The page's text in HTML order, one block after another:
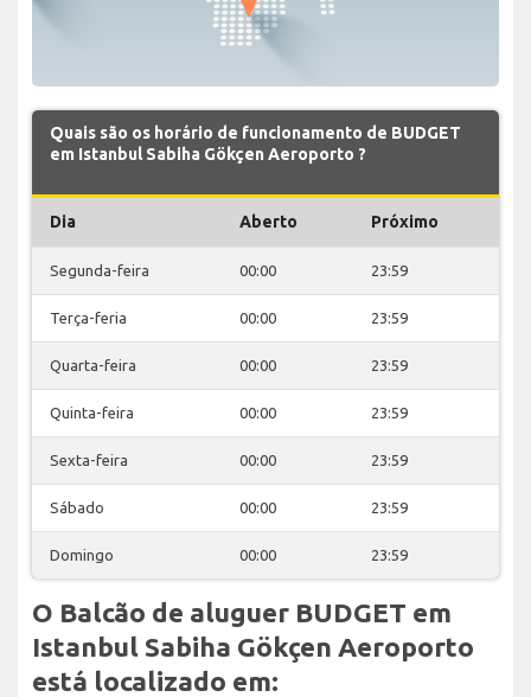
Quais são os horário de funcionamento de BUDGET
em Istanbul Sabiha Gökçen Aeroporto ?
Dia Aberto Próximo
Segunda-feira 00:00 23:59
Terça-feria 00:00 23:59
Quarta-feira 00:00 23:59
Quinta-feira 00:00 23:59
Sexta-feira 00:00 23:59
Sábado 00:00 23:59
Domingo 00:00 23:59
O Balcão de aluguer BUDGET em
Istanbul Sabiha Gökçen Aeroporto
está localizado em: